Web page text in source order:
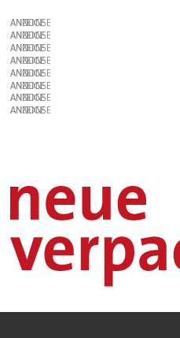
ANZEIGE
ANZEIGE
ANZEIGE
ANZEIGE
ANZEIGE
ANZEIGE
ANZEIGE
ANZEIGE